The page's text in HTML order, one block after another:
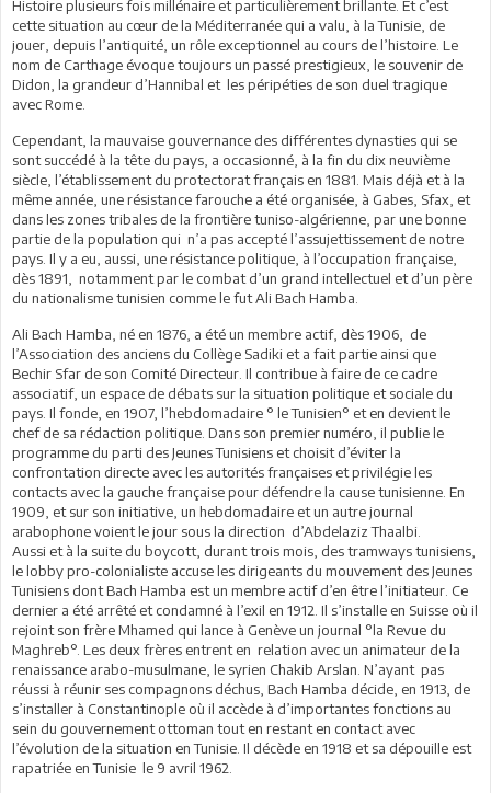
Histoire plusieurs fois millénaire et particulièrement brillante. Et c’est
cette situation au cœur de la Méditerranée qui a valu, à la Tunisie, de
jouer, depuis l’antiquité, un rôle exceptionnel au cours de l’histoire. Le
nom de Carthage évoque toujours un passé prestigieux, le souvenir de
Didon, la grandeur d’Hannibal et les péripéties de son duel tragique
avec Rome.
Cependant, la mauvaise gouvernance des différentes dynasties qui se
sont succédé à la tête du pays, a occasionné, à la fin du dix neuvième
siècle, l’établissement du protectorat français en 1881. Mais déjà et à la
même année, une résistance farouche a été organisée, à Gabes, Sfax, et
dans les zones tribales de la frontière tuniso-algérienne, par une bonne
partie de la population qui n’a pas accepté l’assujettissement de notre
pays. Il y a eu, aussi, une résistance politique, à l’occupation française,
dès 1891, notamment par le combat d’un grand intellectuel et d’un père
du nationalisme tunisien comme le fut Ali Bach Hamba.
Ali Bach Hamba, né en 1876, a été un membre actif, dès 1906, de
l’Association des anciens du Collège Sadiki et a fait partie ainsi que
Bechir Sfar de son Comité Directeur. Il contribue à faire de ce cadre
associatif, un espace de débats sur la situation politique et sociale du
pays. Il fonde, en 1907, l’hebdomadaire ° le Tunisien° et en devient le
chef de sa rédaction politique. Dans son premier numéro, il publie le
programme du parti des Jeunes Tunisiens et choisit d’éviter la
confrontation directe avec les autorités françaises et privilégie les
contacts avec la gauche française pour défendre la cause tunisienne. En
1909, et sur son initiative, un hebdomadaire et un autre journal
arabophone voient le jour sous la direction d’Abdelaziz Thaalbi.
Aussi et à la suite du boycott, durant trois mois, des tramways tunisiens,
le lobby pro-colonialiste accuse les dirigeants du mouvement des Jeunes
Tunisiens dont Bach Hamba est un membre actif d’en être l’initiateur. Ce
dernier a été arrêté et condamné à l’exil en 1912. Il s’installe en Suisse où il
rejoint son frère Mhamed qui lance à Genève un journal °la Revue du
Maghreb°. Les deux frères entrent en relation avec un animateur de la
renaissance arabo-musulmane, le syrien Chakib Arslan. N’ayant pas
réussi à réunir ses compagnons déchus, Bach Hamba décide, en 1913, de
s’installer à Constantinople où il accède à d’importantes fonctions au
sein du gouvernement ottoman tout en restant en contact avec
l’évolution de la situation en Tunisie. Il décède en 1918 et sa dépouille est
rapatriée en Tunisie le 9 avril 1962.